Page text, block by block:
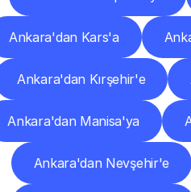
Ankara'dan Kars'a
Ankara'dan Kırşehir'e
Ankara'dan Manisa'ya
Ankara'dan Nevşehir'e